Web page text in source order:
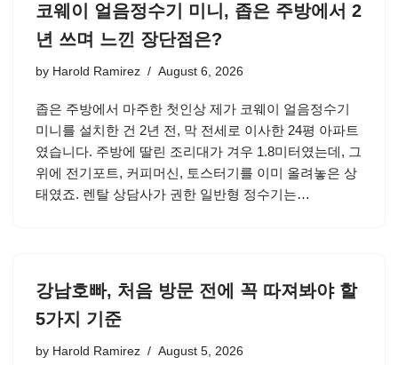
코웨이 얼음정수기 미니, 좁은 주방에서 2
년 쓰며 느낀 장단점은?
by Harold Ramirez August 6, 2026
좁은 주방에서 마주한 첫인상 제가 코웨이 얼음정수기
미니를 설치한 건 2년 전, 막 전세로 이사한 24평 아파트
였습니다. 주방에 딸린 조리대가 겨우 1.8미터였는데, 그
위에 전기포트, 커피머신, 토스터기를 이미 올려놓은 상
태였죠. 렌탈 상담사가 권한 일반형 정수기는…
강남호빠, 처음 방문 전에 꼭 따져봐야 할
5가지 기준
by Harold Ramirez August 5, 2026